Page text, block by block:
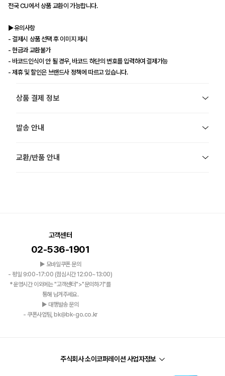
전국 CU에서 상품 교환이 가능합니다.
▶유의사항
- 결제시 상품 선택 후 이미지 제시
- 현금과 교환불가
- 바코드인식이 안 될 경우, 바코드 하단의 번호를 입력하여 결제가능
- 제휴 및 할인은 브랜드사 정책에 따르고 있습니다.
상품 결제 정보
발송 안내
교환/반품 안내
고객센터
02-536-1901
▶ 모바일쿠폰 문의
- 평일 9:00-17:00 (점심시간 12:00~13:00)
*운영시간 이외에는 "고객센터">"문의하기"를
통해 남겨주세요.
▶ 대행발송 문의
- 쿠폰사업팀, bk@bk-go.co.kr
주식회사 소이코퍼레이션 사업자정보